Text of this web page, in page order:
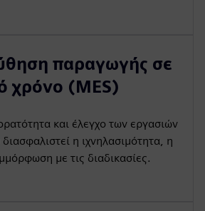
παραγωγής σε
χρόνο (MES)
και έλεγχο των εργασιών
η ιχνηλασιμότητα, η
με τις διαδικασίες.